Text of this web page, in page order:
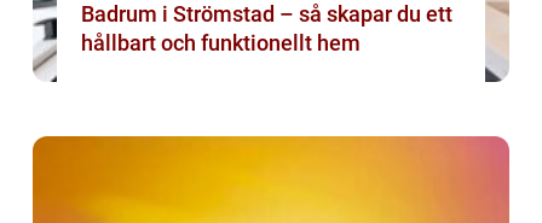
Badrum i Strömstad – så skapar du ett
hållbart och funktionellt hem